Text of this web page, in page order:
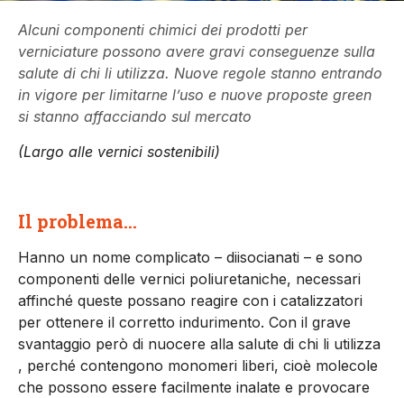
Alcuni componenti chimici dei prodotti per
verniciature possono avere gravi conseguenze sulla
salute di chi li utilizza. Nuove regole stanno entrando
in vigore per limitarne l’uso e nuove proposte green
si stanno affacciando sul mercato
(Largo alle vernici sostenibili)
Il problema…
Hanno un nome complicato – diisocianati – e sono
componenti delle vernici poliuretaniche, necessari
affinché queste possano reagire con i catalizzatori
per ottenere il corretto indurimento. Con il grave
svantaggio però di nuocere alla salute di chi li utilizza
, perché contengono monomeri liberi, cioè molecole
che possono essere facilmente inalate e provocare